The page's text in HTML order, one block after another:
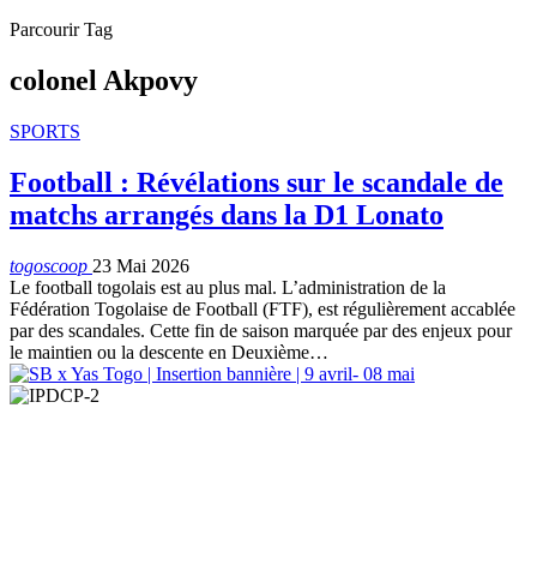
Parcourir Tag
colonel Akpovy
SPORTS
Football : Révélations sur le scandale de
matchs arrangés dans la D1 Lonato
togoscoop 23 Mai 2026
Le football togolais est au plus mal. L’administration de la
Fédération Togolaise de Football (FTF), est régulièrement accablée
par des scandales. Cette fin de saison marquée par des enjeux pour
le maintien ou la descente en Deuxième…